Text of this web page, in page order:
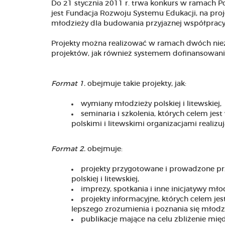
Do 21 stycznia 2011 r. trwa konkurs w ramach
jest Fundacja Rozwoju Systemu Edukacji, na
młodzieży dla budowania przyjaznej
Projekty można realizować w ramach dwóch
projektów, jak również systemem
Format 1. obejmuje takie projekty, jak:
wymiany młodzieży polskiej i litewskiej,
seminaria i szkolenia, których celem
polskimi i litewskimi organizacjami
Format 2. obejmuje:
projekty przygotowane i prowadzone
polskiej i litewskiej,
imprezy, spotkania i inne inicjatywy
projekty informacyjne, których celem
lepszego zrozumienia i poznania się
publikacje mające na celu zbliżenie